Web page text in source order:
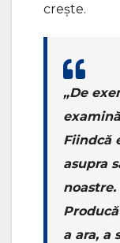
crește.
„De
Fiindcă
asupra
a ara, a